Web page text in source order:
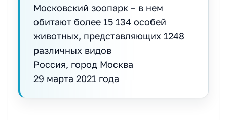
Московский зоопарк – в нем
обитают более 15 134 особей
животных, представляющих 1248
различных видов
Россия, город Москва
29 марта 2021 года